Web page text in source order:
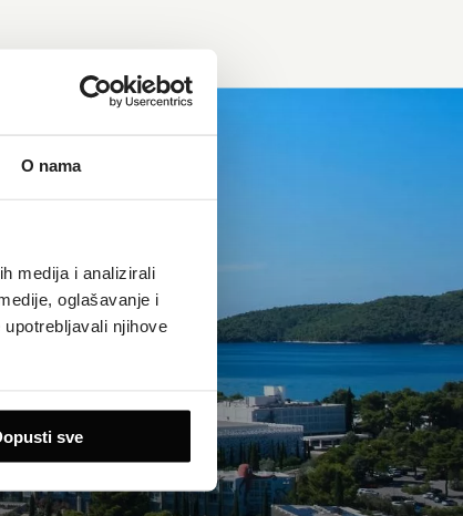
O nama
medija i analizirali
oglašavanje i
njihove
sve